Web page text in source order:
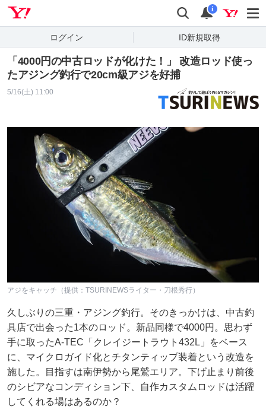
検索 通知
i
ログイン ID新規取得
「4000円の中古ロッドが化けた！」 改造ロッド使っ
たアジング釣行で20cm級アジを好捕
5/16(土) 11:00
アジをキャッチ（提供：TSURINEWSライター・刀根秀行）
久しぶりの三重・アジング釣行。そのきっかけは、中古釣
具店で出会った1本のロッド。新品同様で4000円。思わず
手に取ったA-TEC「クレイジートラウト432L」をベース
に、マイクロガイド化とチタンティップ装着という改造を
施した。目指すは南伊勢から尾鷲エリア。下げ止まり前後
のシビアなコンディション下、自作カスタムロッドは活躍
してくれる場はあるのか？